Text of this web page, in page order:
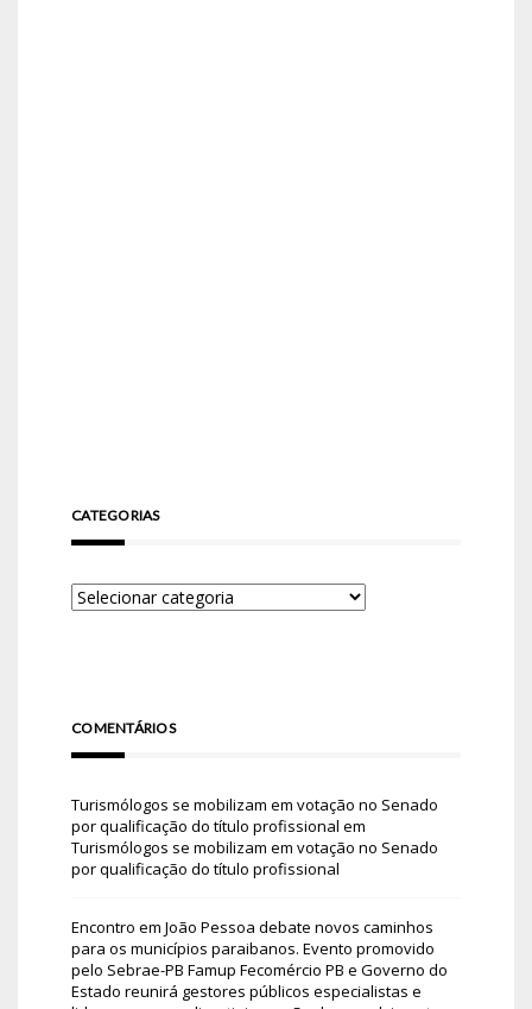
CATEGORIAS
COMENTÁRIOS
Turismólogos se mobilizam em votação no Senado
por qualificação do título profissional em
Turismólogos se mobilizam em votação no Senado
por qualificação do título profissional
Encontro em João Pessoa debate novos caminhos
para os municípios paraibanos. Evento promovido
pelo Sebrae-PB Famup Fecomércio PB e Governo do
Estado reunirá gestores públicos especialistas e